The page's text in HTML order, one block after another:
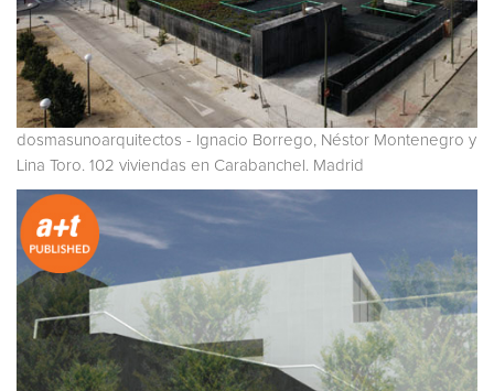
dosmasunoarquitectos - Ignacio Borrego, Néstor Montenegro y
Lina Toro. 102 viviendas en Carabanchel. Madrid